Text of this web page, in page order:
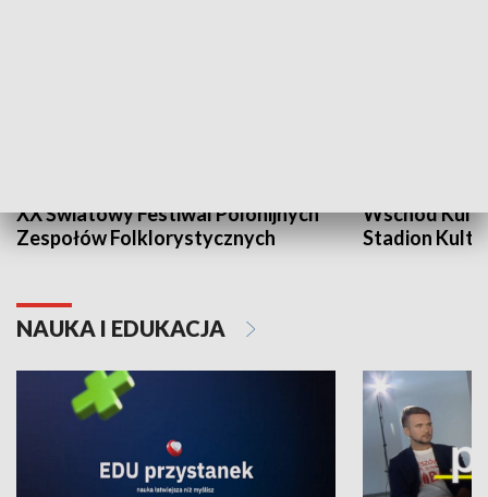
XX Światowy Festiwal Polonijnych
Zespołów Folklorystycznych
Wschód
Stadion
NAUKA I EDUKACJA